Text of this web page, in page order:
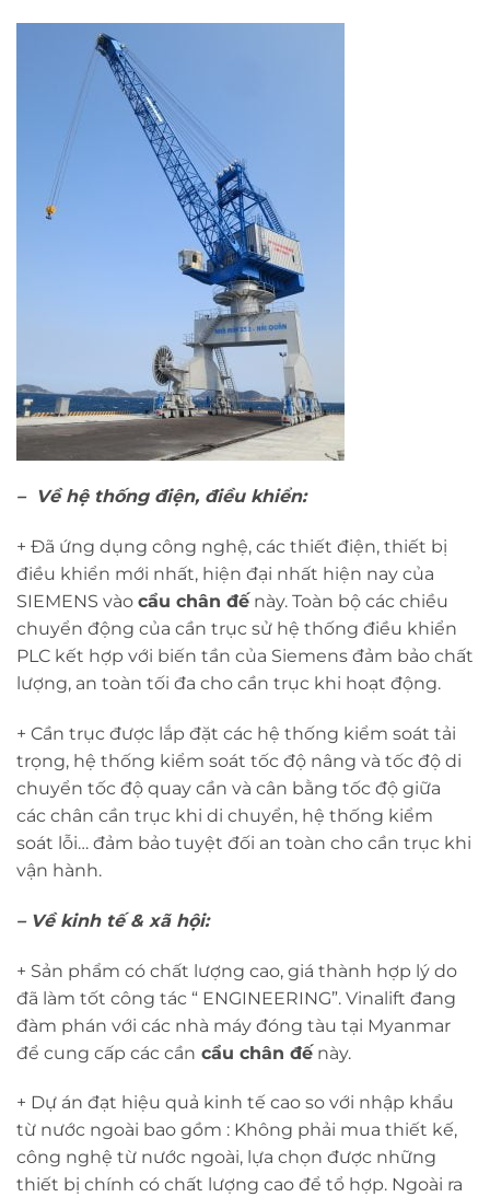
– Về hệ thống điện, điều khiển:
+ Đã ứng dụng công nghệ, các thiết điện, thiết bị
điều khiển mới nhất, hiện đại nhất hiện nay của
SIEMENS vào cẩu chân đế này. Toàn bộ các chiều
chuyển động của cần trục sử hệ thống điều khiển
PLC kết hợp với biến tần của Siemens đảm bảo chất
lượng, an toàn tối đa cho cần trục khi hoạt động.
+ Cần trục được lắp đặt các hệ thống kiểm soát tải
trọng, hệ thống kiểm soát tốc độ nâng và tốc độ di
chuyển tốc độ quay cần và cân bằng tốc độ giữa
các chân cần trục khi di chuyển, hệ thống kiểm
soát lỗi… đảm bảo tuyệt đối an toàn cho cần trục khi
vận hành.
– Về kinh tế & xã hội:
+ Sản phẩm có chất lượng cao, giá thành hợp lý do
đã làm tốt công tác “ ENGINEERING”. Vinalift đang
đàm phán với các nhà máy đóng tàu tại Myanmar
để cung cấp các cần cẩu chân đế này.
+ Dự án đạt hiệu quả kinh tế cao so với nhập khẩu
từ nước ngoài bao gồm : Không phải mua thiết kế,
công nghệ từ nước ngoài, lựa chọn được những
thiết bị chính có chất lượng cao để tổ hợp. Ngoài ra